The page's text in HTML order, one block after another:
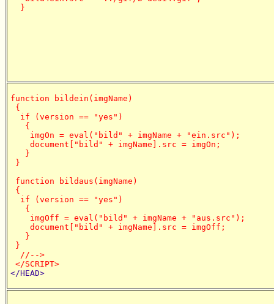
  }
function bildein(imgName)
{
  if (version == "yes")
   {
    imgOn = eval("bild" + imgName + "ein.src");
    document["bild" + imgName].src = imgOn;
   }
}
function bildaus(imgName)
{
  if (version == "yes")
   {
    imgOff = eval("bild" + imgName + "aus.src");
    document["bild" + imgName].src = imgOff;
   }
}
  //-->
</SCRIPT>